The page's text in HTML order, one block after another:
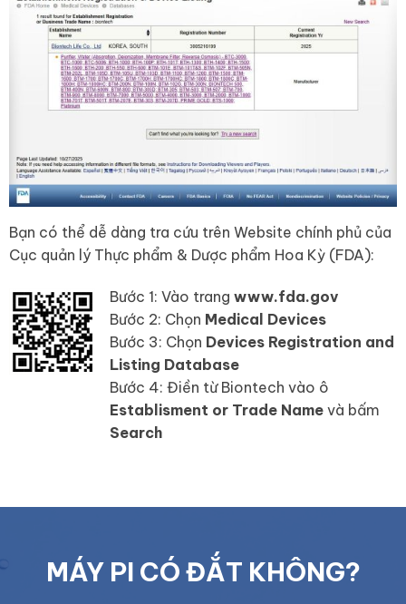
Bạn có thể dễ dàng tra cứu trên Website chính phủ của
Cục quản lý Thực phẩm & Dược phẩm Hoa Kỳ (FDA):
Bước 1: Vào trang www.fda.gov
Bước 2: Chọn Medical Devices
Bước 3: Chọn Devices Registration and
Listing Database
Bước 4: Điền từ Biontech vào ô
Establisment or Trade Namevà bấm
Search
MÁY PI CÓ ĐẮT KHÔNG?